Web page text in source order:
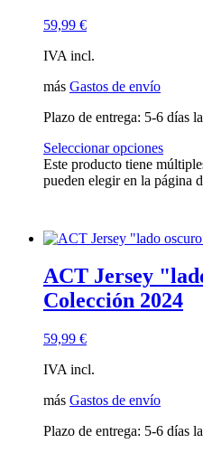
59,99 €
IVA incl.
más Gastos de envío
Plazo de entrega: 5-6 días
Seleccionar opciones
Este producto tiene
pueden elegir en la página
ACT Jersey
Colección 2024
59,99 €
IVA incl.
más Gastos de envío
Plazo de entrega: 5-6 días